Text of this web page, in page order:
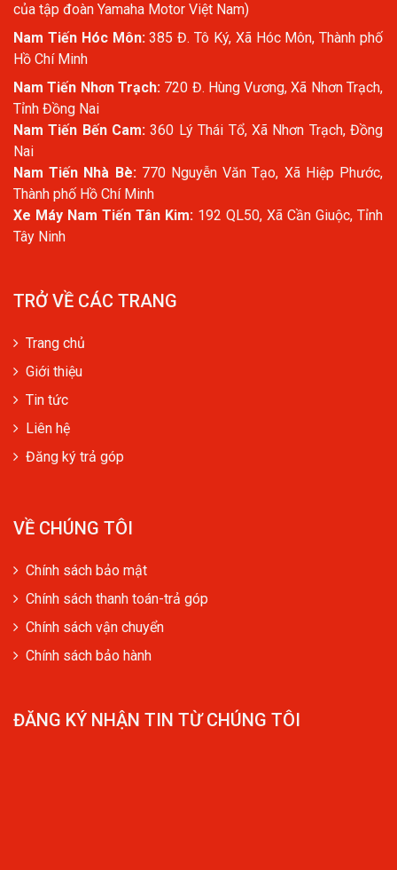
của tập đoàn Yamaha Motor Việt Nam)
Nam Tiến Hóc Môn:385 Đ. Tô Ký, Xã Hóc Môn, Thành phố
Hồ Chí Minh
Nam Tiến Nhơn Trạch:720 Đ. Hùng Vương, Xã Nhơn Trạch,
Tỉnh Đồng Nai
Nam Tiến Bến Cam: 360 Lý Thái Tổ, Xã Nhơn Trạch, Đồng
Nai
Nam Tiến Nhà Bè: 770 Nguyễn Văn Tạo, Xã Hiệp Phước,
Thành phố Hồ Chí Minh
Xe Máy Nam Tiến Tân Kim: 192 QL50, Xã Cần Giuộc, Tỉnh
Tây Ninh
TRỞ VỀ CÁC TRANG
Trang chủ
Giới thiệu
Tin tức
Liên hệ
Đăng ký trả góp
VỀ CHÚNG TÔI
Chính sách bảo mật
Chính sách thanh toán-trả góp
Chính sách vận chuyển
Chính sách bảo hành
ĐĂNG KÝ NHẬN TIN TỪ CHÚNG TÔI